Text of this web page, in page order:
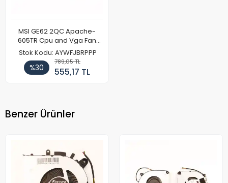
MSI GE62 2QC Apache-
605TR Cpu and Vga Fan
OEM
Stok Kodu: AYWFJBRPPP
%30
789,05 TL
555,17 TL
Benzer Ürünler